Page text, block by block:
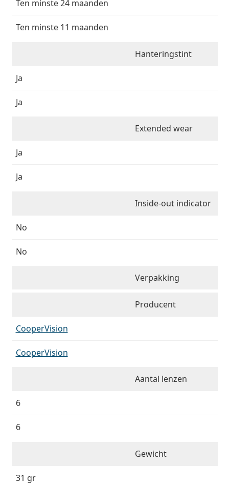
Ten minste 24 maanden
Ten minste 11 maanden
Hanteringstint
Ja
Ja
Extended wear
Ja
Ja
Inside-out indicator
No
No
Verpakking
Producent
CooperVision
CooperVision
Aantal lenzen
6
6
Gewicht
31 gr